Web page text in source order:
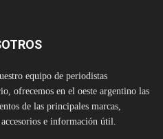
equipo de periodistas
ofrecemos en el oeste argentino las
de las principales marcas,
e información útil.